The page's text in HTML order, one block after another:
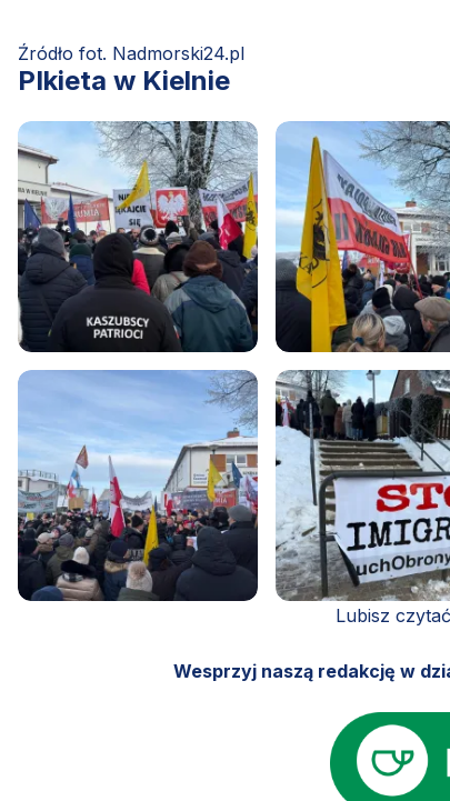
Źródło fot. Nadmorski24.pl
PIkieta w Kielnie
Lubisz
Wesprzyj naszą redakcję w